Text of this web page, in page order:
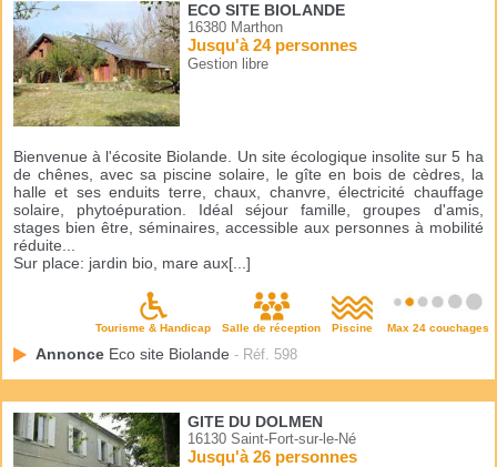
ECO SITE BIOLANDE
16380 Marthon
Jusqu'à 24 personnes
Gestion libre
Bienvenue à l'écosite Biolande. Un site écologique insolite sur 5 ha
de chênes, avec sa piscine solaire, le gîte en bois de cèdres, la
halle et ses enduits terre, chaux, chanvre, électricité chauffage
solaire, phytoépuration. Idéal séjour famille, groupes d'amis,
stages bien être, séminaires, accessible aux personnes à mobilité
réduite...
Sur place: jardin bio, mare aux[...]
Tourisme & Handicap Salle de réception Piscine Max 24 couchages
Annonce Eco site Biolande - Réf. 598
GITE DU DOLMEN
16130 Saint-Fort-sur-le-Né
Jusqu'à 26 personnes